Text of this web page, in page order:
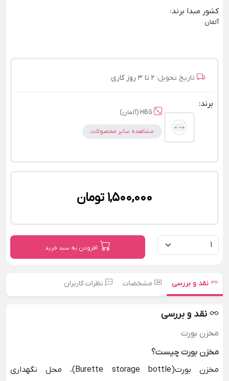
کشور مبدا برند:
آلمان
تاریخ تحویل: 2 تا 3 روز کاری
برند:
HBG (آلمان)
مشاهده سایر محصولات
1,500,000 تومان
افزودن به سبد خرید
نقد و بررسی مشخصات نظرات کاربران
نقد و بررسی
مخزن بورت
مخزن بورت چیست؟
مخزن بورت(
Burette storage bottle)، محل نگهداری